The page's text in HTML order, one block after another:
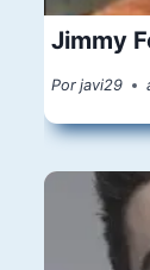
Jimmy
Por javi29